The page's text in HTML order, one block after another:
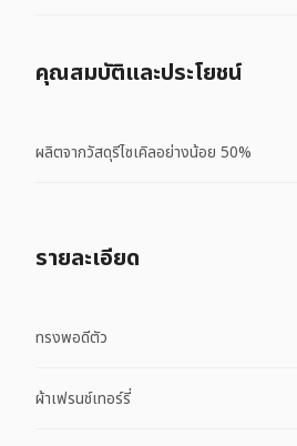
คุณสมบัติและประโยชน์
ผลิตจากวัสดุรีไซเคิลอย่างน้อย 50%
รายละเอียด
ทรงพอดีตัว
ผ้าเฟรนช์เทอร์รี่